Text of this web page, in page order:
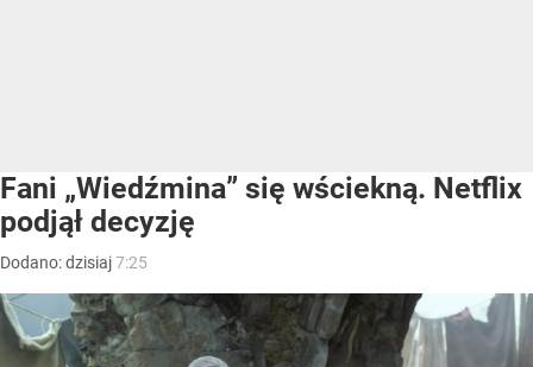
Fani „Wiedźmina” się wściekną. Netflix
podjął decyzję
Dodano:dzisiaj7:25